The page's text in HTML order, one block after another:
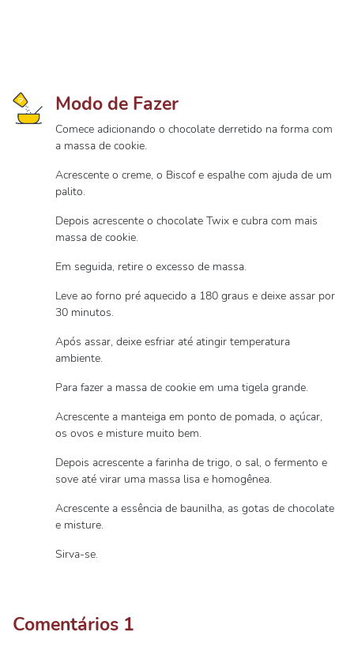
Modo de Fazer
Comece adicionando o chocolate derretido na forma com
a massa de cookie.
Acrescente o creme, o Biscof e espalhe com ajuda de um
palito.
Depois acrescente o chocolate Twix e cubra com mais
massa de cookie.
Em seguida, retire o excesso de massa.
Leve ao forno pré aquecido a 180 graus e deixe assar por
30 minutos.
Após assar, deixe esfriar até atingir temperatura
ambiente.
Para fazer a massa de cookie em uma tigela grande.
Acrescente a manteiga em ponto de pomada, o açúcar,
os ovos e misture muito bem.
Depois acrescente a farinha de trigo, o sal, o fermento e
sove até virar uma massa lisa e homogênea.
Acrescente a essência de baunilha, as gotas de chocolate
e misture.
Sirva-se.
Comentários 1